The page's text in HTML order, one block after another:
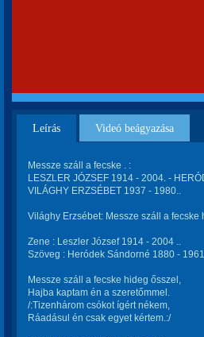
Leírás Videó beágyazása
Messze száll a fecske . :
LESZLER JÓZSEF 1914 - 2004. -
VILÁGHY ERZSÉBET 1937 - 1980..
Világhy Erzsébet: Messze száll a fecske
Zene : Leszler József 1914 - 2004 ..
Szöveg : Heródek Sándorné 1880 -
Messze száll a fecske hideg ősszel,
Hajba kaptam én a szeretőmmel.
/:Tizenhárom csókot ígért nékem,
Ráadásul én csak egyet kértem.:/